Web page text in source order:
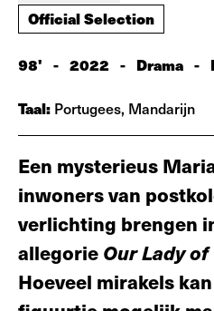
Official Selection
98' - 2022 - Drama -
Taal: Portugees, Mandarijn
Een mysterieus
inwoners van
verlichting brengen
allegorie Our Lady
Hoeveel mirakels